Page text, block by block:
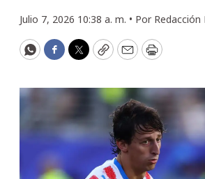
Julio 7, 2026 10:38 a. m. • Por Redacción
WhatsApp
Facebook
Twitter
CopyEmailPrint